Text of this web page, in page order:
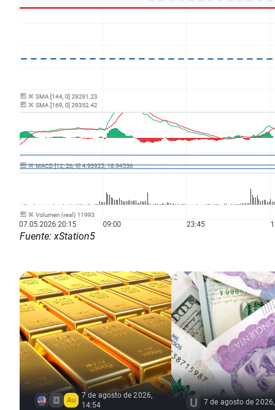
Fuente: xStation5
7 de agosto de 2026,
14:54
7 de agosto de